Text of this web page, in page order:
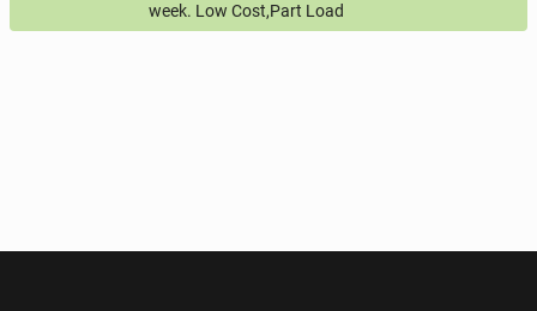
week. Low Cost,Part Load